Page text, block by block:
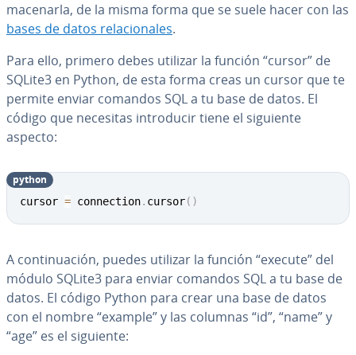
ma­ce­nar­la, de la misma forma que se suele hacer con las
bases de datos re­la­cio­na­les.
Para ello, primero debes utilizar la función “cursor” de
SQLite3 en Python, de esta forma creas un cursor que te
permite enviar comandos SQL a tu base de datos. El
código que necesitas in­tro­du­cir tiene el siguiente
aspecto:
cursor = connection. cursor( )
python
A co­n­ti­nua­ción, puedes utilizar la función “execute” del
módulo SQLite3 para enviar comandos SQL a tu base de
datos. El código Python para crear una base de datos
con el nombre “example” y las columnas “id”, “name” y
“age” es el siguiente: